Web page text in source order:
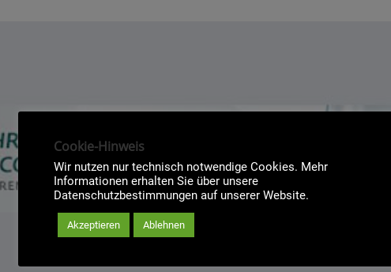
Cookie-Hinweis
Wir nutzen nur technisch notwendige Cookies. Mehr
Informationen erhalten Sie über unsere
Datenschutzbestimmungen auf unserer Website.
Akzeptieren Ablehnen